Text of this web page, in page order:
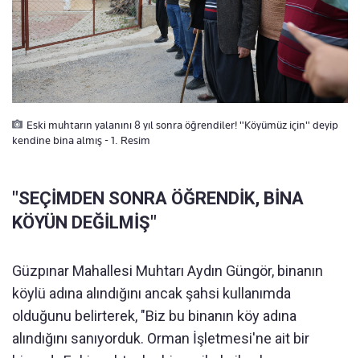
Eski muhtarın yalanını 8 yıl sonra öğrendiler! "Köyümüz için" deyip
kendine bina almış - 1. Resim
"SEÇİMDEN SONRA ÖĞRENDİK, BİNA
KÖYÜN DEĞİLMİŞ"
Güzpınar Mahallesi Muhtarı Aydın Güngör, binanın
köylü adına alındığını ancak şahsi kullanımda
olduğunu belirterek, "Biz bu binanın köy adına
alındığını sanıyorduk. Orman İşletmesi'ne ait bir